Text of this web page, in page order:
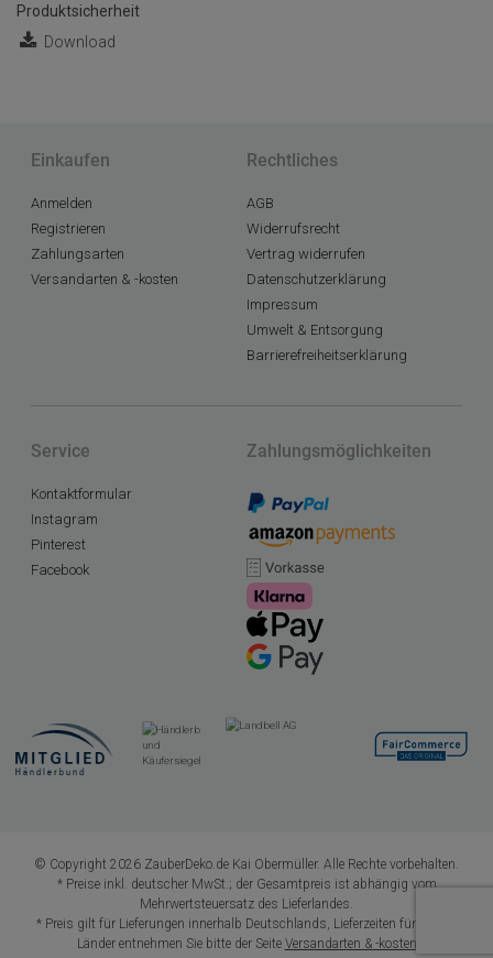
Produktsicherheit
Download
Einkaufen
Anmelden
Registrieren
Zahlungsarten
Versandarten & -kosten
Rechtliches
AGB
Widerrufsrecht
Vertrag widerrufen
Datenschutzerklärung
Impressum
Umwelt & Entsorgung
Barrierefreiheitserklärung
Service
Kontaktformular
Instagram
Pinterest
Facebook
Zahlungsmöglichkeiten
© Copyright 2026 ZauberDeko.de Kai Obermüller. Alle Rechte vorbehalten.
* Preise inkl. deutscher MwSt.; der Gesamtpreis ist abhängig vom
Mehrwertsteuersatz des Lieferlandes.
* Preis gilt für Lieferungen innerhalb Deutschlands, Lieferzeiten für andere
Länder entnehmen Sie bitte der Seite Versandarten & -kosten